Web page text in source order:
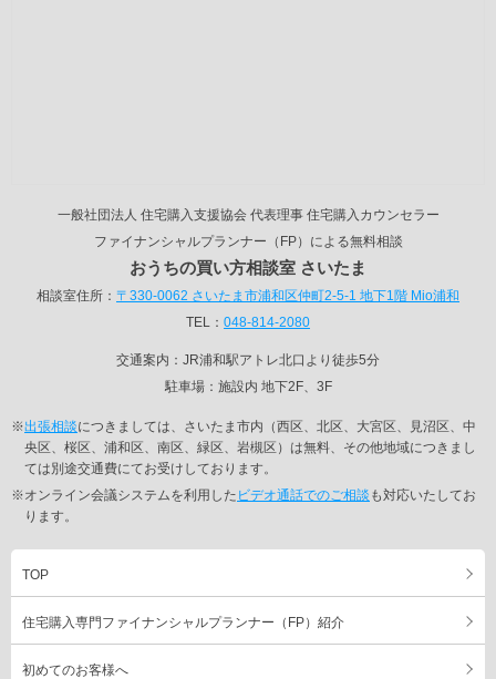
一般社団法人 住宅購入支援協会 代表理事 住宅購入カウンセラー
ファイナンシャルプランナー（FP）による無料相談
おうちの買い方相談室 さいたま
相談室住所： 〒330-0062 さいたま市浦和区仲町2-5-1 地下1階 Mio浦和
TEL： 048-814-2080
交通案内：JR浦和駅アトレ北口より徒歩5分
駐車場：施設内 地下2F、3F
※出張相談につきましては、さいたま市内（西区、北区、大宮区、見沼区、中
央区、桜区、浦和区、南区、緑区、岩槻区）は無料、その他地域につきまし
ては別途交通費にてお受けしております。
※オンライン会議システムを利用した ビデオ通話でのご相談 も対応いたしてお
ります。
TOP
住宅購入専門ファイナンシャルプランナー（FP）紹介
初めてのお客様へ